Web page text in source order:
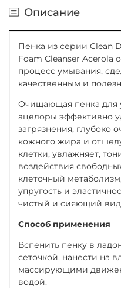
Описание
Пенка из серии Clean
Foam Cleanser Acerola
процесс умывания,
качественным и
Очищающая пенка для
ацелоры эффективно
загрязнения, глубоко
кожного жира и
клетки, увлажняет,
воздействия
клеточный
упругость и
чистый и сияющий
Способ применения
Вспенить пенку в
сеточкой, нанести на
массирующими
водой.